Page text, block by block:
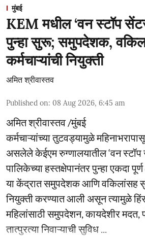
मुंबई
KEM मधील ‘वन स्टॉप
पुन्हा सुरू; समुपदेशक,
कर्मचाऱ्यांची नियुक्ती
अमित श्रीवास्तव
Published on: 08 Aug 2026, 6:45 am
अमित श्रीवास्तव /मुंबई
कर्मचाऱ्यांच्या तुटवड्यामुळे
असलेले केईएम रुग्णालयातील ‘वन
पालिकेच्या हस्तक्षेपानंतर पुन्हा एकदा
या केंद्रात समुपदेशक आणि वकिलांसह
नियुक्ती करण्यात आली असून त्यामुळे
महिलांसाठी समुपदेशन, कायदेशीर मदत,
तात्पुरत्या निवाऱ्याची सुविध ...